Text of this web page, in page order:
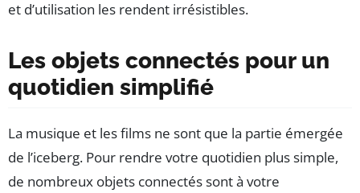
et d’utilisation les rendent irrésistibles.
Les objets connectés pour un
quotidien simplifié
La musique et les films ne sont que la partie émergée
de l’iceberg. Pour rendre votre quotidien plus simple,
de nombreux objets connectés sont à votre